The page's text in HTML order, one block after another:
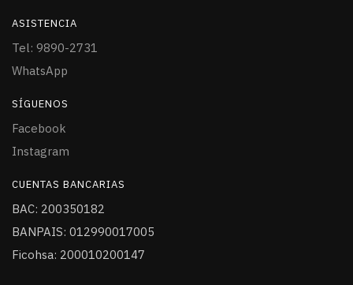
ASISTENCIA
Tel: 9890-2731
WhatsApp
SÍGUENOS
Facebook
Instagram
CUENTAS BANCARIAS
BAC: 200350182
BANPAIS: 012990017005
Ficohsa: 200010200147